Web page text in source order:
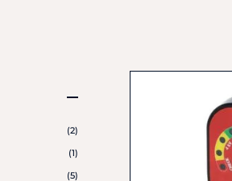
(2)
(1)
(5)